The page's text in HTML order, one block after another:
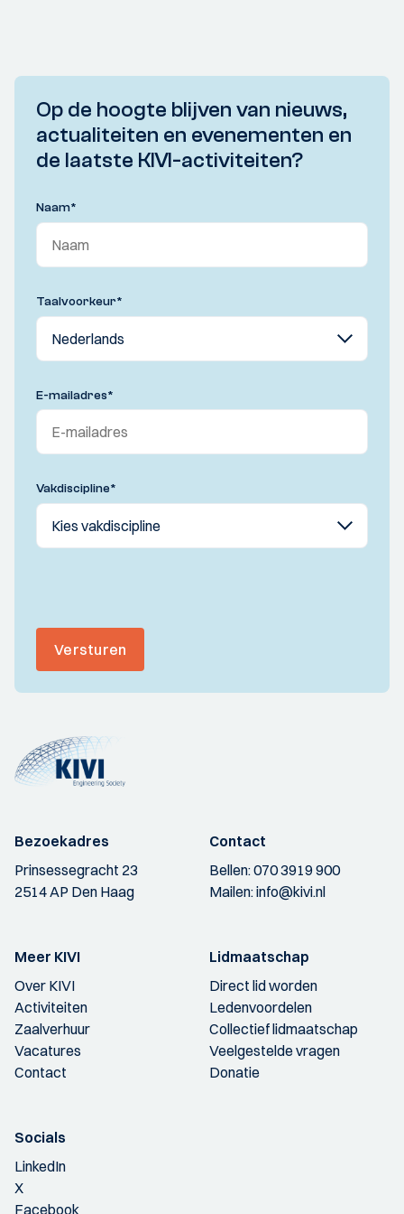
Op de hoogte blijven van nieuws,
actualiteiten en evenementen en
de laatste KIVI-activiteiten?
Naam*
Taalvoorkeur*
E-mailadres*
Vakdiscipline*
Versturen
Bezoekadres
Prinsessegracht 23
2514 AP Den Haag
Contact
Bellen:070 3919 900
Mailen:info@kivi.nl
Meer KIVI
Over KIVI
Activiteiten
Zaalverhuur
Vacatures
Contact
Lidmaatschap
Direct lid worden
Ledenvoordelen
Collectief lidmaatschap
Veelgestelde vragen
Donatie
Socials
LinkedIn
X
Facebook